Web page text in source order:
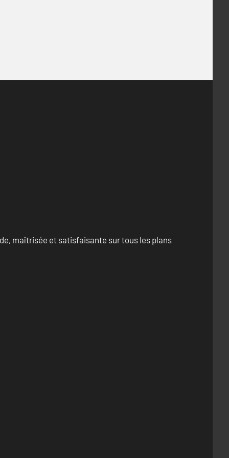
maîtrisée et satisfaisante sur tous les plans